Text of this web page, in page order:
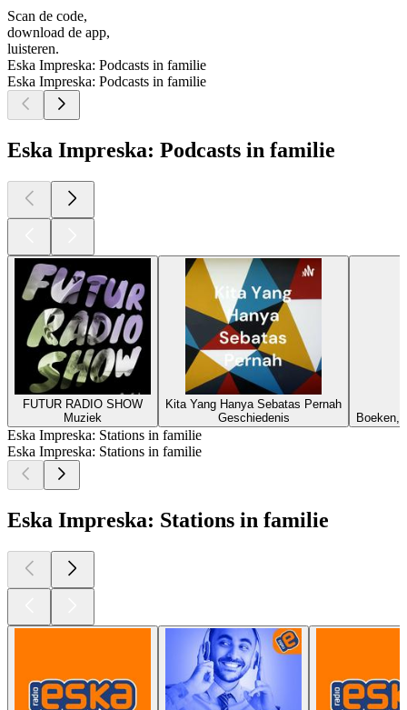
Scan de code,
download de app,
luisteren.
Eska Impreska: Podcasts in familie
Eska Impreska: Podcasts in familie
Eska Impreska: Podcasts in familie
FUTUR RADIO SHOW
Muziek
Kita Yang Hanya Sebatas Pernah
Geschiedenis
Boeken,
Eska Impreska: Stations in familie
Eska Impreska: Stations in familie
Eska Impreska: Stations in familie